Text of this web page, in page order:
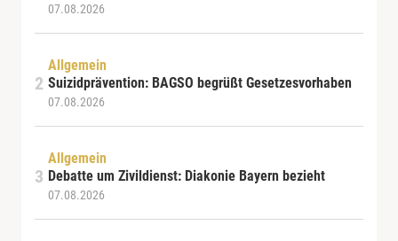
07.08.2026
Allgemein
Suizidprävention: BAGSO begrüßt Gesetzesvorhaben
07.08.2026
Allgemein
Debatte um Zivildienst: Diakonie Bayern bezieht
07.08.2026